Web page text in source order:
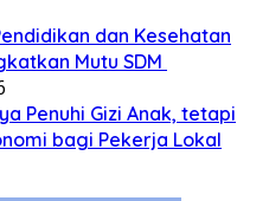
dan Kesehatan
Mutu SDM
Penuhi Gizi Anak, tetapi
bagi Pekerja Lokal